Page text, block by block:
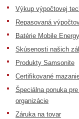
Výkup výpočtovej
Repasovaná
Batérie Mobile Energy
Skúsenosti našich
Produkty Samsonite
Certifikované
Špeciálna ponuka
organizácie
Záruka na tovar